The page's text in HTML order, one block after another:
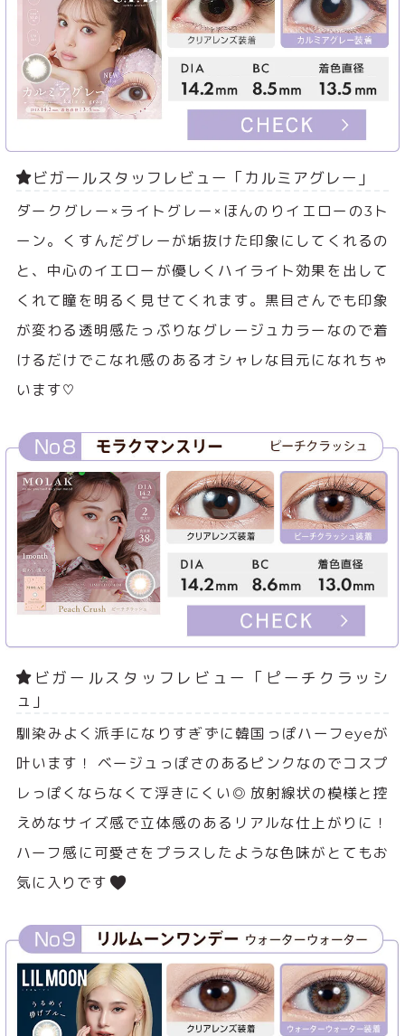
ビガールスタッフレビュー「カルミアグレー」
ダークグレー×ライトグレー×ほんのりイエローの3ト
ーン。くすんだグレーが垢抜けた印象にしてくれるの
と、中心のイエローが優しくハイライト効果を出して
くれて瞳を明るく見せてくれます。黒目さんでも印象
が変わる透明感たっぷりなグレージュカラーなので着
けるだけでこなれ感のあるオシャレな目元になれちゃ
います♡
ビガールスタッフレビュー「ピーチクラッシ
ュ」
馴染みよく派手になりすぎずに韓国っぽハーフeyeが
叶います！ ベージュっぽさのあるピンクなのでコスプ
レっぽくならなくて浮きにくい◎ 放射線状の模様と控
えめなサイズ感で立体感のあるリアルな仕上がりに！
ハーフ感に可愛さをプラスしたような色味がとてもお
気に入りです